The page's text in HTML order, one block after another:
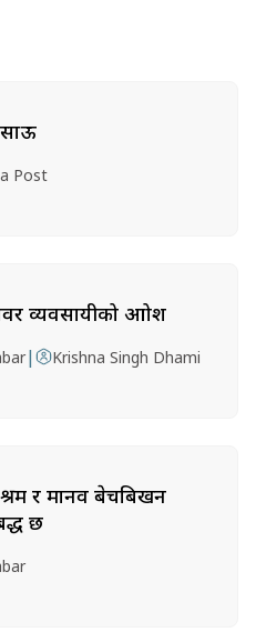
Post
व्यवसायीको आक्रोश
| Krishna Singh Dhami
श्रम र मानव बेचबिखन
छ